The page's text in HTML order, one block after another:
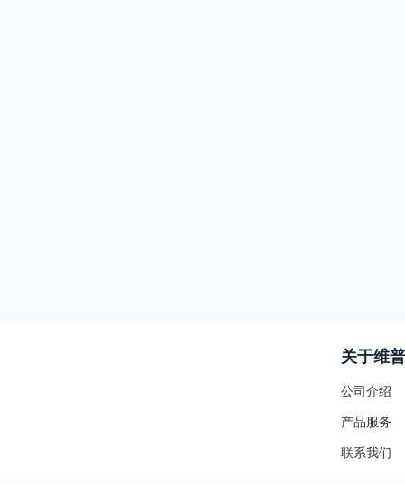
关于维普
公司介绍
产品服务
联系我们